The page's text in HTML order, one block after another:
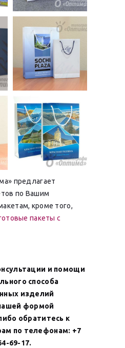
предлагает
по Вашим
кроме того,
пакеты с
и помощи
способа
изделий
формой
обратитесь к
по телефонам: +7
69-17.